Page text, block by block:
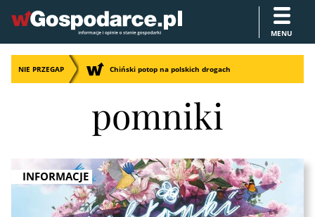
MENU
NIE PRZEGAP Chiński potop na polskich drogach
pomniki
INFORMACJE